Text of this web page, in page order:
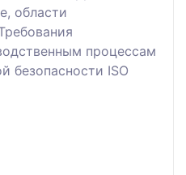
области
процессам
безопасности ISO